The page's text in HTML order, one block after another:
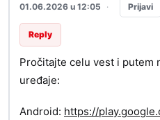
01.06.2026 u 12:05 · Prijavi
Reply
Pročitajte celu vest i putem
uređaje:
Android: https://